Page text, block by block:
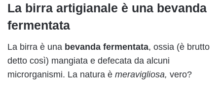
La birra artigianale è una bevanda
fermentata
La birra è una bevanda fermentata, ossia (è brutto
detto così) mangiata e defecata da alcuni
microrganismi. La natura è meravigliosa, vero?